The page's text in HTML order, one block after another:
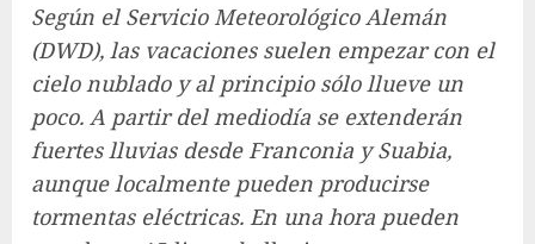
Según el Servicio Meteorológico Alemán
(DWD), las vacaciones suelen empezar con el
cielo nublado y al principio sólo llueve un
poco. A partir del mediodía se extenderán
fuertes lluvias desde Franconia y Suabia,
aunque localmente pueden producirse
tormentas eléctricas. En una hora pueden